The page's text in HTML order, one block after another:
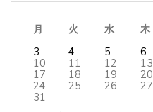
月 火 水 木
10
11 12 13
17
18 19 20
24
25 26 27
31